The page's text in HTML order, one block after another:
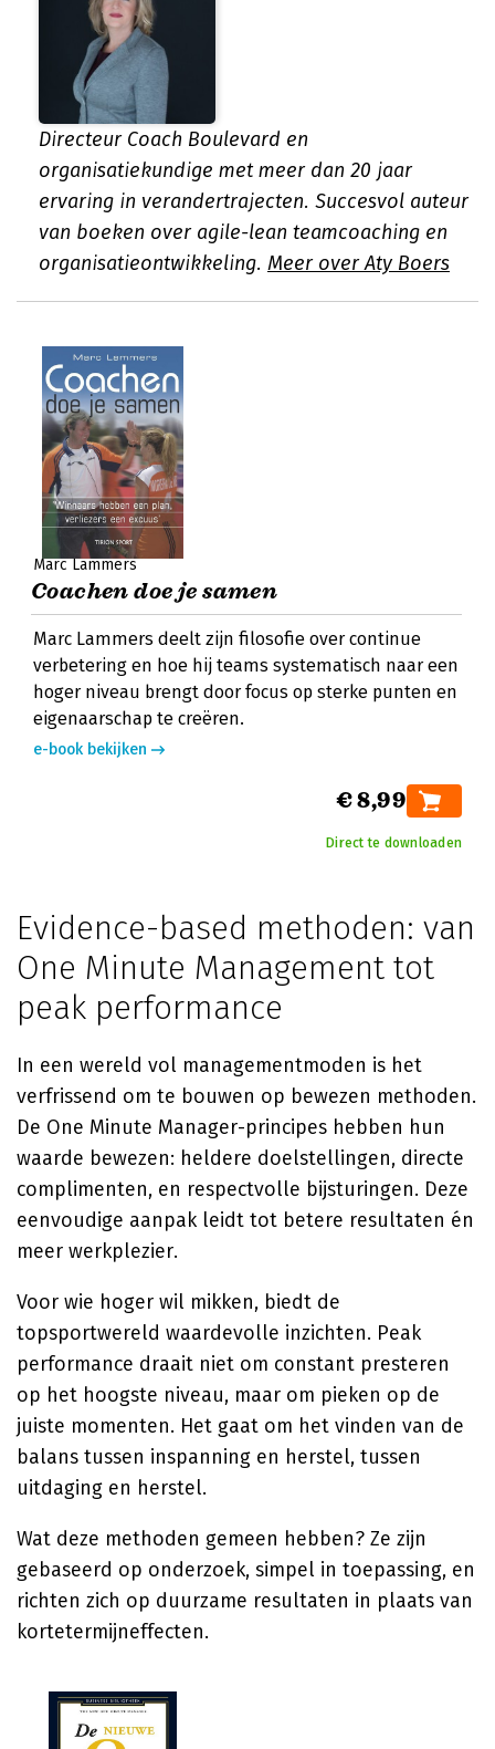
Directeur Coach Boulevard en
organisatiekundige met meer dan 20 jaar
ervaring in verandertrajecten. Succesvol auteur
van boeken over agile-lean teamcoaching en
organisatieontwikkeling. Meer over Aty Boers
Marc Lammers
Coachen doe je samen
Marc Lammers deelt zijn filosofie over continue
verbetering en hoe hij teams systematisch naar een
hoger niveau brengt door focus op sterke punten en
eigenaarschap te creëren.
e-book bekijken
€ 8,99
Direct te downloaden
Evidence-based methoden: van
One Minute Management tot
peak performance
In een wereld vol managementmoden is het
verfrissend om te bouwen op bewezen methoden.
De One Minute Manager-principes hebben hun
waarde bewezen: heldere doelstellingen, directe
complimenten, en respectvolle bijsturingen. Deze
eenvoudige aanpak leidt tot betere resultaten én
meer werkplezier.
Voor wie hoger wil mikken, biedt de
topsportwereld waardevolle inzichten. Peak
performance draait niet om constant presteren
op het hoogste niveau, maar om pieken op de
juiste momenten. Het gaat om het vinden van de
balans tussen inspanning en herstel, tussen
uitdaging en herstel.
Wat deze methoden gemeen hebben? Ze zijn
gebaseerd op onderzoek, simpel in toepassing, en
richten zich op duurzame resultaten in plaats van
kortetermijneffecten.